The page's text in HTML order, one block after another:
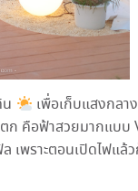
เพื่อเก็บแสงกลา
คือฟ้าสวยมากแบบ
เพราะตอนเปิดไฟแ